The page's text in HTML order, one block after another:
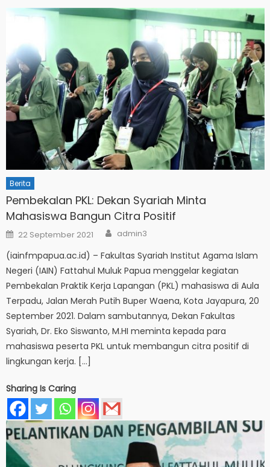
Berita
Pembekalan PKL: Dekan Syariah Minta
Mahasiswa Bangun Citra Positif
Posted
on
22 September 2021 Author
admin3
(iainfmpapua.ac.id) – Fakultas Syariah Institut Agama Islam
Negeri (IAIN) Fattahul Muluk Papua menggelar kegiatan
Pembekalan Praktik Kerja Lapangan (PKL) mahasiswa di Aula
Terpadu, Jalan Merah Putih Buper Waena, Kota Jayapura, 20
September 2021. Dalam sambutannya, Dekan Fakultas
Syariah, Dr. Eko Siswanto, M.HI meminta kepada para
mahasiswa peserta PKL untuk membangun citra positif di
lingkungan kerja. […]
Sharing Is Caring